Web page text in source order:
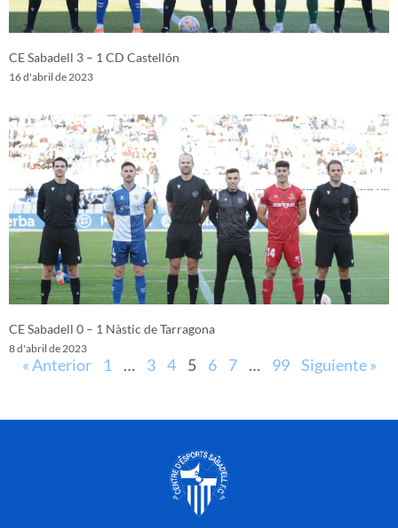
CE Sabadell 3 – 1 CD Castellón
16 d'abril de 2023
CE Sabadell 0 – 1 Nàstic de Tarragona
8 d'abril de 2023
« Anterior 1 … 3 4 5 6 7 … 99 Siguiente »